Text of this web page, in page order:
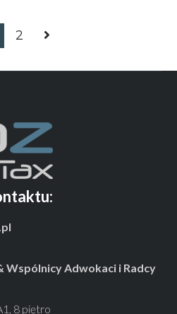
2
Wspólnicy Adwokaci i Radcy
8 piętro